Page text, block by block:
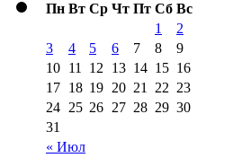
Пн Вт Ср Чт Пт Сб Вс
« Июл
1
2
3
4 5 6 7 8
9
10 11 12 13 14 15 16
17 18 19 20 21 22 23
24 25 26 27 28 29 30
31